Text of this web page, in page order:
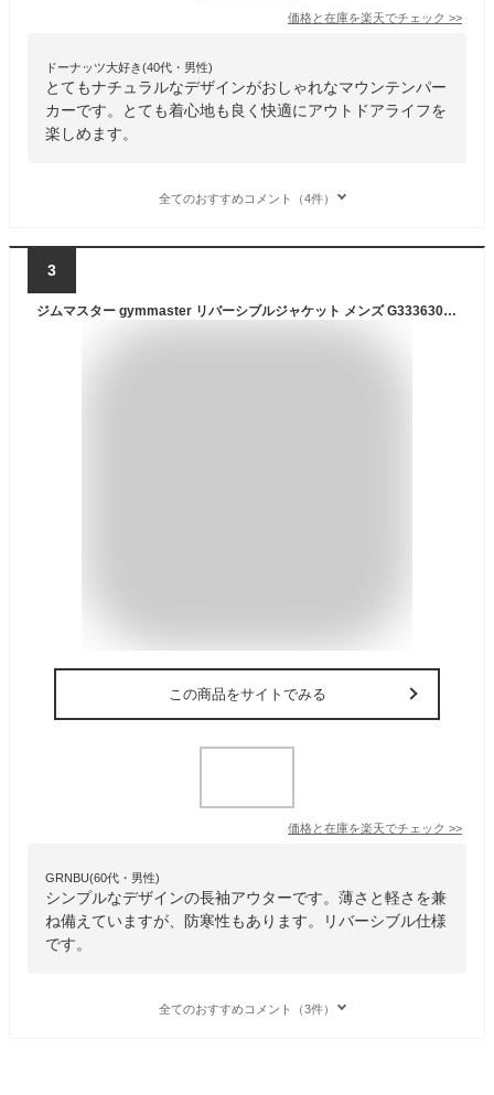
価格と在庫を楽天でチェック >>
ドーナッツ大好き(40代・男性)
とてもナチュラルなデザインがおしゃれなマウンテンパー
カーです。とても着心地も良く快適にアウトドアライフを
楽しめます。
全てのおすすめコメント（4件）
3
ジムマスター gymmaster リバーシブルジャケット メンズ G333630 リバーシブルマウンテンキルトフードジャケット ダウン パーカー ジャンパー ウェア アウター トップス ウェア上着 長袖 フード 中綿 防寒 キルティング アパレル 送料無料 あす楽 evid2
この商品をサイトでみる
価格と在庫を楽天でチェック >>
GRNBU(60代・男性)
シンプルなデザインの長袖アウターです。薄さと軽さを兼
ね備えていますが、防寒性もあります。リバーシブル仕様
です。
全てのおすすめコメント（3件）